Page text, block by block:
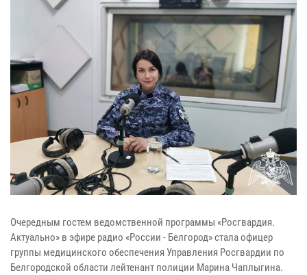
Очередным гостем ведомственной программы «Росгвардия.
Актуально» в эфире радио «России - Белгород» стала офицер
группы медицинского обеспечения Управления Росгвардии по
Белгородской области лейтенант полиции Марина Чаплыгина.